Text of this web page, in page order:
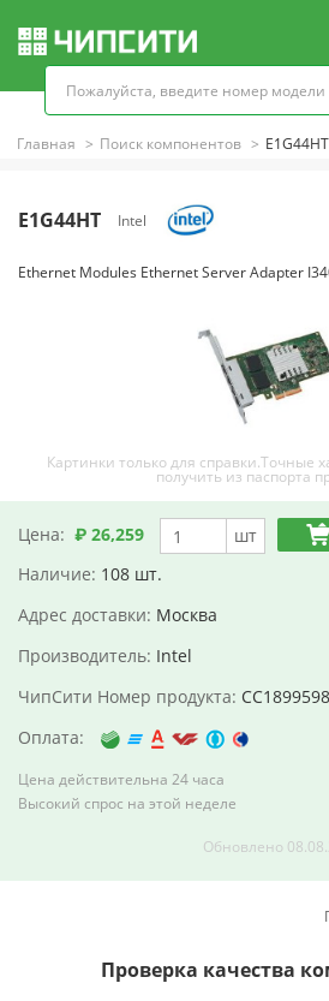
Главная Поиск компонентов
E1G44HT Intel
Ethernet Modules Ethernet Server Adapter
Картинки только для справки.Точные
получить из паспорта
Цена: ₽ 26,259 шт
Наличие: 108 шт.
Адрес доставки: Москва
Производитель: Intel
ЧипСити Номер продукта:
Оплата:
Цена действительна 24 часа
Высокий спрос на этой неделе
Обновлено
Проверка качества